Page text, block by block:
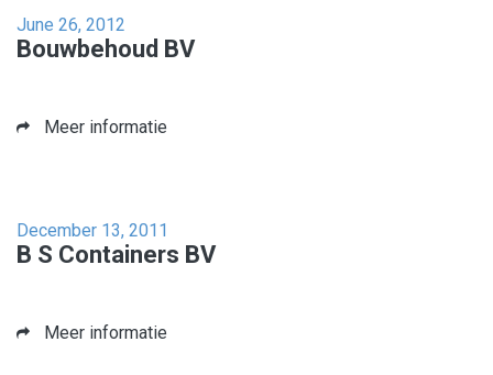
June 26, 2012
Bouwbehoud BV
Meer informatie
December 13, 2011
B S Containers BV
Meer informatie